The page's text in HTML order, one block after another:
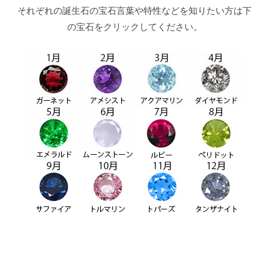
それぞれの誕生石の宝石言葉や特性などを知りたい方は下
の宝石をクリックしてください。